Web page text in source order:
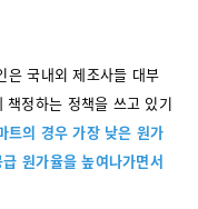
은 국내외 제조사들 대부
책정하는 정책을 쓰고 있기
트의 경우 가장 낮은 원가
원가율을 높여나가면서